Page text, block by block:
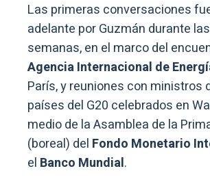
Las primeras conversaciones
adelante por Guzmán durante
semanas, en el marco del
Agencia Internacional de
París, y reuniones con ministros
países del G20 celebrados en
medio de la Asamblea de la
(boreal) del Fondo Monetario
el Banco Mundial.